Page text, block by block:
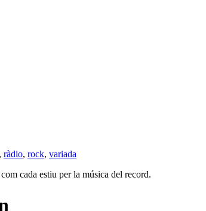
, ràdio, rock, variada
cada estiu per la música del record.